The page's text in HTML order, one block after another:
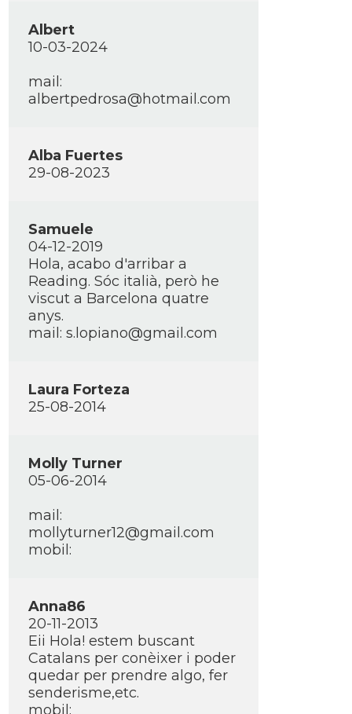
Albert
10-03-2024
mail:
albertpedrosa@hotmail.com
Alba Fuertes
29-08-2023
Samuele
04-12-2019
Hola, acabo d'arribar a
Reading. Sóc italià, però he
viscut a Barcelona quatre
anys.
mail: s.lopiano@gmail.com
Laura Forteza
25-08-2014
Molly Turner
05-06-2014
mail:
mollyturner12@gmail.com
mobil:
Anna86
20-11-2013
Eii Hola! estem buscant
Catalans per conèixer i poder
quedar per prendre algo, fer
senderisme,etc.
mobil: